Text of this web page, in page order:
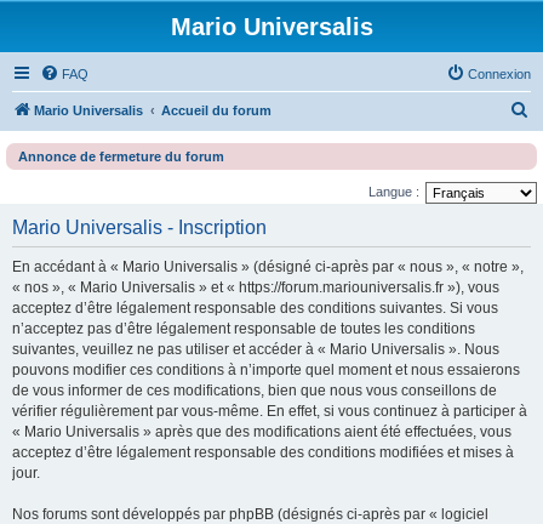
Mario Universalis
FAQ Connexion
Mario Universalis Accueil du forum
c
h
Annonce de fermeture du forum
Langue :
Mario Universalis - Inscription
En accédant à « Mario Universalis » (désigné ci-après par « nous », « notre »,
« nos », « Mario Universalis » et « https://forum.mariouniversalis.fr »), vous
acceptez d’être légalement responsable des conditions suivantes. Si vous
n’acceptez pas d’être légalement responsable de toutes les conditions
suivantes, veuillez ne pas utiliser et accéder à « Mario Universalis ». Nous
pouvons modifier ces conditions à n’importe quel moment et nous essaierons
de vous informer de ces modifications, bien que nous vous conseillons de
vérifier régulièrement par vous-même. En effet, si vous continuez à participer à
« Mario Universalis » après que des modifications aient été effectuées, vous
acceptez d’être légalement responsable des conditions modifiées et mises à
jour.
Nos forums sont développés par phpBB (désignés ci-après par « logiciel